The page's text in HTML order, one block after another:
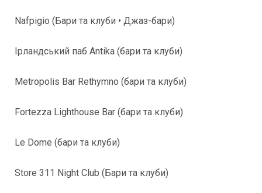
Nafpigio (Бари та клуби • Джаз-бари)
Ірландський паб Antika (бари та клуби)
Metropolis Bar Rethymno (бари та клуби)
Fortezza Lighthouse Bar (бари та клуби)
Le Dome (бари та клуби)
Store 311 Night Club (Бари та клуби)